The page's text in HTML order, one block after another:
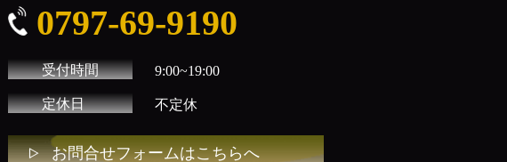
0797-69-9190
受付時間 9:00~19:00
定休日 不定休
お問合せフォームはこちらへ